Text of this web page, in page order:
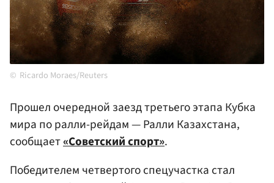
Ricardo Moraes/Reuters
Прошел очередной заезд третьего этапа Кубка
мира по ралли-рейдам — Ралли Казахстана,
сообщает«Советский спорт».
Победителем четвертого спецучастка стал